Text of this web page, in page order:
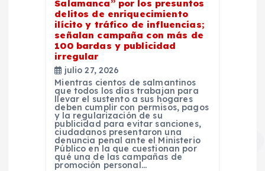
Salamanca” por los presuntos
delitos de enriquecimiento
ilícito y tráfico de influencias;
señalan campaña con más de
100 bardas y publicidad
irregular
julio 27, 2026
Mientras cientos de salmantinos
que todos los días trabajan para
llevar el sustento a sus hogares
deben cumplir con permisos, pagos
y la regularización de su
publicidad para evitar sanciones,
ciudadanos presentaron una
denuncia penal ante el Ministerio
Público en la que cuestionan por
qué una de las campañas de
promoción personal…